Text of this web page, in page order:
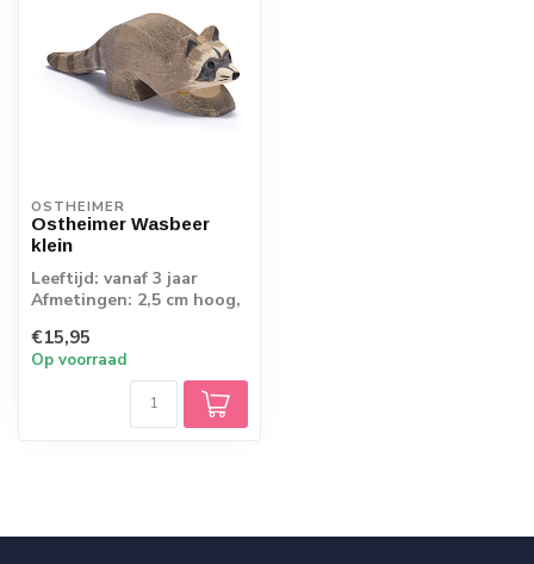
OSTHEIMER
Ostheimer Wasbeer
klein
Leeftijd: vanaf 3 jaar
Afmetingen: 2,5 cm hoog,
Ostheimer Wouddier...
€15,95
Op voorraad